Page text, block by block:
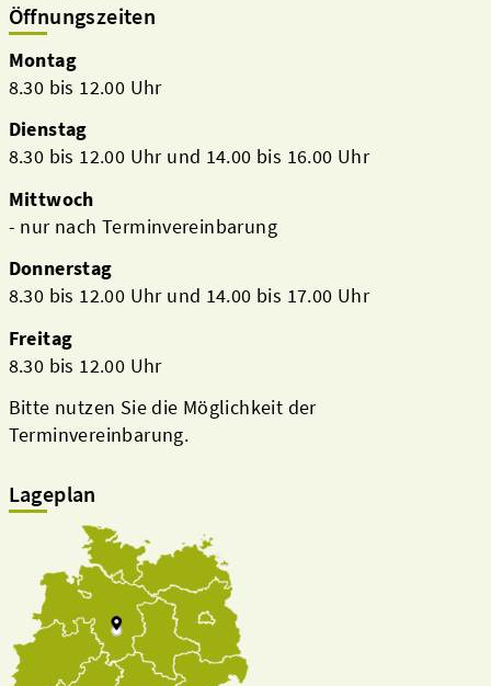
Öffnungszeiten
Montag
8.30 bis 12.00 Uhr
Dienstag
8.30 bis 12.00 Uhr und 14.00 bis 16.00 Uhr
Mittwoch
- nur nach Terminvereinbarung
Donnerstag
8.30 bis 12.00 Uhr und 14.00 bis 17.00 Uhr
Freitag
8.30 bis 12.00 Uhr
Bitte nutzen Sie die Möglichkeit der
Terminvereinbarung.
Lageplan